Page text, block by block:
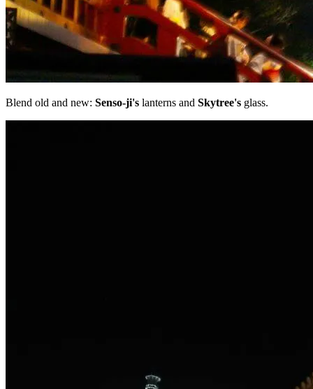
Blend old and new: Senso-ji's lanterns and Skytree's glass.